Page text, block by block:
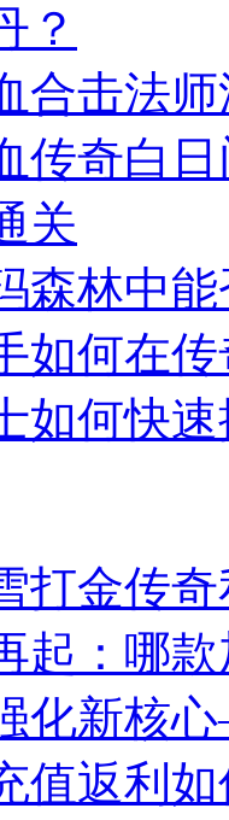
？
合击法
传奇白
关
森林中
如何在
如何快
打金传
起：哪
化新核
值返利